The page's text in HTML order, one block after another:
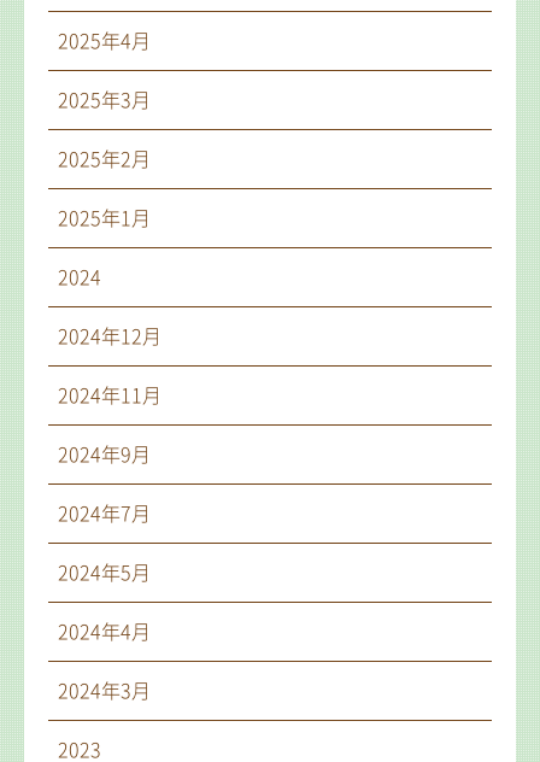
2025年4月
2025年3月
2025年2月
2025年1月
2024
2024年12月
2024年11月
2024年9月
2024年7月
2024年5月
2024年4月
2024年3月
2023